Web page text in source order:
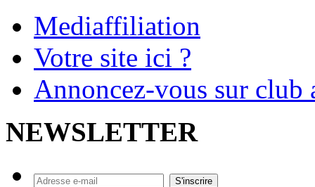
Mediaffiliation
Votre site ici ?
Annoncez-vous sur
NEWSLETTER